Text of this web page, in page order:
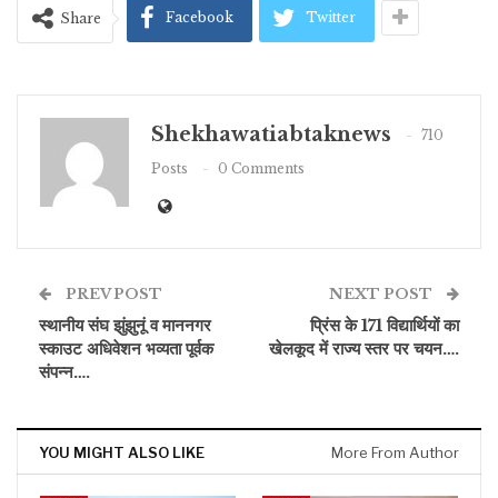
Share Facebook Twitter
Shekhawatiabtaknews
710
Posts
0 Comments
PREV POST
स्थानीय संघ झुंझुनूं व माननगर
स्काउट अधिवेशन भव्यता पूर्वक
संपन्न….
NEXT POST
प्रिंस के 171 विद्यार्थियों का
खेलकूद में राज्य स्तर पर चयन….
YOU MIGHT ALSO LIKE More From Author